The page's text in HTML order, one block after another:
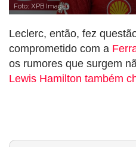
Foto: XPB Images
Leclerc, então, fez
comprometido com a
os rumores que surgem
Lewis Hamilton também